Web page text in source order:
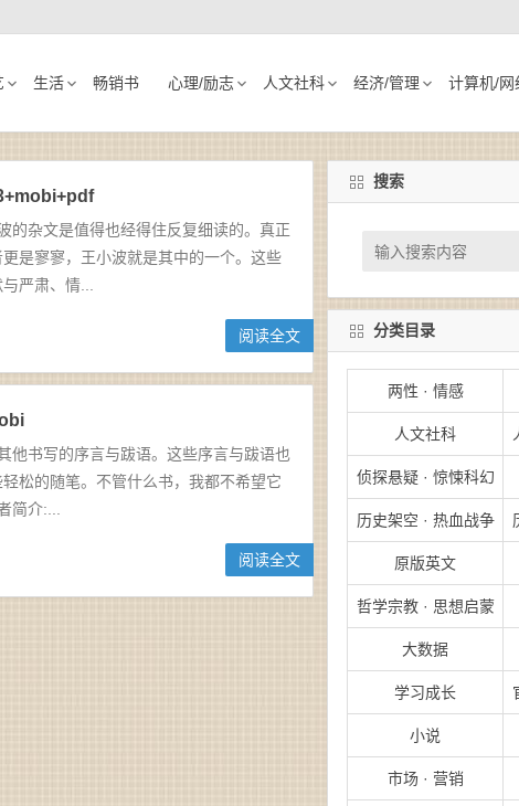
生活 畅销书 心理/励志 人文社科 经济/管理 计算机/网
的杂文是值得也经得住反复细读的。真正
是寥寥，王小波就是其中的一个。这些
严肃、情...
阅读全文
他书写的序言与跋语。这些序言与跋语也
松的随笔。不管什么书，我都不希望它
介:...
阅读全文
搜索
分类目录
两性 · 情感
人文社科
侦探悬疑 · 惊悚科幻
历史架空 · 热血战争
原版英文
哲学宗教 · 思想启蒙
大数据
学习成长
小说
市场 · 营销